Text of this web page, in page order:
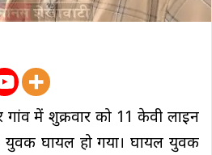
में शुक्रवार को 11 केवी लाइन
घायल हो गया। घायल युवक